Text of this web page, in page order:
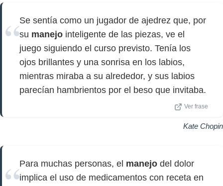
Se sentía como un jugador de ajedrez que, por
su manejo inteligente de las piezas, ve el
juego siguiendo el curso previsto. Tenía los
ojos brillantes y una sonrisa en los labios,
mientras miraba a su alrededor, y sus labios
parecían hambrientos por el beso que invitaba.
Ver frase
Kate Chopin
Para muchas personas, el manejo del dolor
implica el uso de medicamentos con receta en